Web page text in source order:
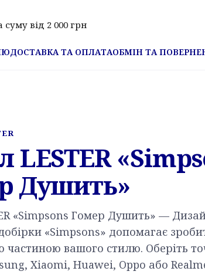
від 2 000 грн
ДОСТАВКА ТА ОПЛАТАОБМІН ТА
LESTER
Душить»
«Simpsons Гомер Душить» —
«Simpsons» допомагає
частиною вашого стилю. Оберіть
Xiaomi, Huawei, Oppo або